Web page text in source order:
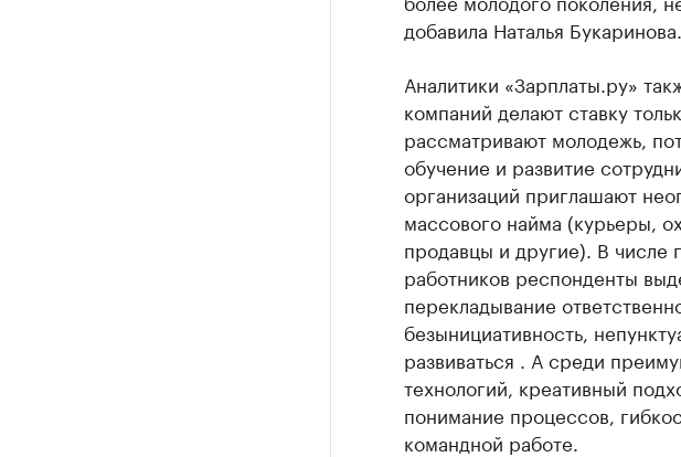
добавила Наталья Букаринова.
Аналитики «Зарплаты.ру»
компаний делают ставку
рассматривают молодежь,
обучение и развитие
организаций приглашают
массового найма (курьеры,
продавцы и другие). В числе
работников респонденты
перекладывание
безынициативность,
развиваться . А среди
технологий, креативный
понимание процессов,
командной работе.